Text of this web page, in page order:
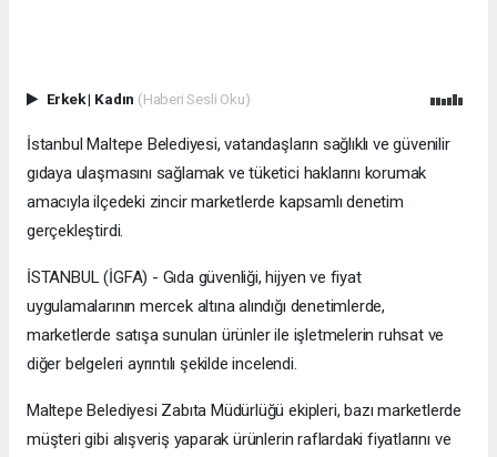
Erkek| Kadın (Haberi Sesli Oku)
İstanbul Maltepe Belediyesi, vatandaşların sağlıklı ve güvenilir
gıdaya ulaşmasını sağlamak ve tüketici haklarını korumak
amacıyla ilçedeki zincir marketlerde kapsamlı denetim
gerçekleştirdi.
İSTANBUL (İGFA) - Gıda güvenliği, hijyen ve fiyat
uygulamalarının mercek altına alındığı denetimlerde,
marketlerde satışa sunulan ürünler ile işletmelerin ruhsat ve
diğer belgeleri ayrıntılı şekilde incelendi.
Maltepe Belediyesi Zabıta Müdürlüğü ekipleri, bazı marketlerde
müşteri gibi alışveriş yaparak ürünlerin raflardaki fiyatlarını ve